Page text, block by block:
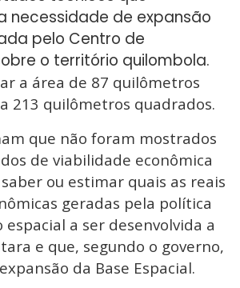
necessidade de expansão
pelo Centro de
o território quilombola.
a área de 87 quilômetros
213 quilômetros quadrados.
que não foram mostrados
de viabilidade econômica
ou estimar quais as reais
geradas pela política
a ser desenvolvida a
e que, segundo o governo,
da Base Espacial.